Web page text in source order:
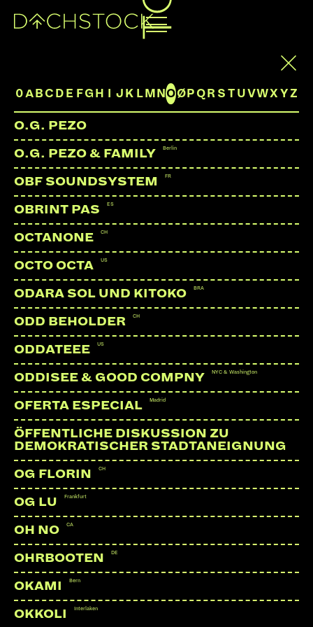
LINKS:
Instagram
YouTube
0A B C D E FG H J K L M N OØ P Q R S T UVWX YZ
O.G. PEZO
O.G. PEZO & FAMILY Berlin
OBF SOUNDSYSTEM FR
OBRINT PAS ES
OCTANONE CH
OCTO OCTA US
ODARA SOL UND KITOKO BRA
ODD BEHOLDER CH
ODDATEEE US
ODDISEE & GOOD COMPNY NYC & Washington
OFERTA ESPECIAL Madrid
ÖFFENTLICHE DISKUSSION ZU
DEMOKRATISCHER STADTANEIGNUNG
OG FLORIN CH
OG LU Frankfurt
OH NO CA
OHRBOOTEN DE
OKAMI Bern
OKKOLI Interlaken